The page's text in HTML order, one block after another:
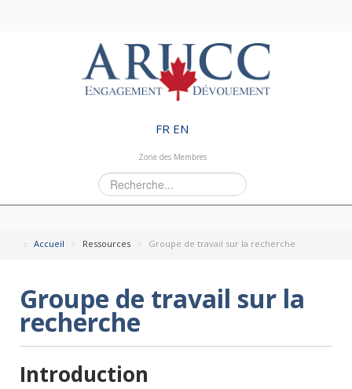
FR EN
Zone des Membres
Rechercher
Accueil > Ressources > Groupe de travail sur la recherche
Groupe de travail sur la
recherche
Introduction